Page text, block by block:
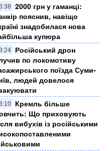
2000 грн у гаманці:
пояснив, навіщо
знадобилася нова
купюра
Російський дрон
по локомотиву
поїзда Суми-
людей довелося
Кремль більше
Що приховують
вибухів із російськими